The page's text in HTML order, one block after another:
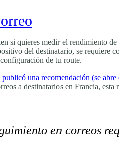
si quieres medir el rendimiento de
del destinatario, se requiere
de tu route.
publicó una recomendación (se
a destinatarios en Francia,
en correos